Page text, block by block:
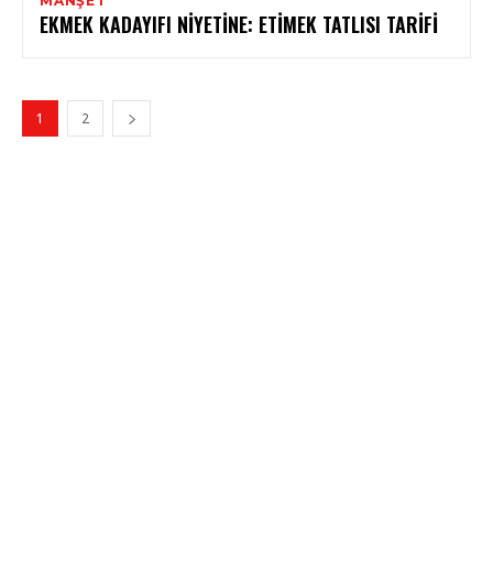
EKMEK KADAYIFI NIYETINE: ETIMEK TATLISI TARIFI
1 2